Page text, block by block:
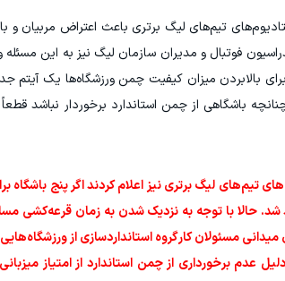
تیم‌های لیگ برتری باعث اعتراض مربیان و
فوتبال و مدیران سازمان لیگ نیز به این
بالابردن میزان کیفیت چمن ورزشگاه‌ها یک آیتم
باشگاهی از چمن استاندارد برخوردار نباشد قطعاً
تیم‌های لیگ برتری نیز اعلام کردند اگر پنج
شد. حالا با توجه به نزدیک شدن به زمان قرعه‌کشی
مسئولان کارگروه استانداردسازی از ورزشگاه‌هایی
عدم برخورداری از چمن استاندارد از امتیاز
ثبت نام کنید